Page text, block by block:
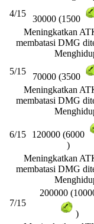
4/15
30000 (1500
Meningkatkan
membatasi DMG
5/15
70000 (3500
Meningkatkan
membatasi DMG
6/15
120000 (6000
)
Meningkatkan
membatasi DMG
7/15
200000
)